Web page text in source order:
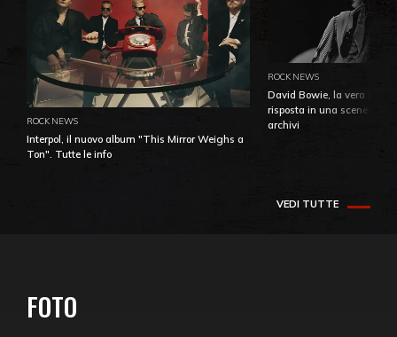
ROCK NEWS
Interpol, il nuovo album "This Mirror Weighs a
Ton". Tutte le info
ROCK NEWS
David Bowie, la vera
risposta in una
archivi
VEDI TUTTE
FOTO